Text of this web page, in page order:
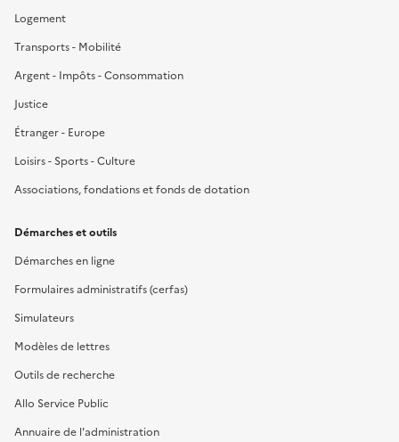
Logement
Transports - Mobilité
Argent - Impôts - Consommation
Justice
Étranger - Europe
Loisirs - Sports - Culture
Associations, fondations et fonds de dotation
Démarches et outils
Démarches en ligne
Formulaires administratifs (cerfas)
Simulateurs
Modèles de lettres
Outils de recherche
Allo Service Public
Annuaire de l'administration